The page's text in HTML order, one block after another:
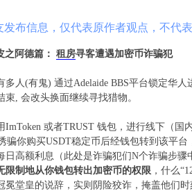
布信息，仅代表原作者观点，不代表
之阿德篇： 租房寻客遭遇加密币诈骗犯
多人(有鬼) 通过Adelaide BBS平台锁定华
束, 会改头换面继续寻找猎物。
ImToken 或者TRUST 钱包，进行线下（
骗你购买USDT稳定币后经钱包转到该平
日高额利息（此处是诈骗犯们N个诈骗步骤
限制地从你钱包转出加密币的权限 ，什么
冕堂皇的说辞，实则阴险狡诈，掩盖他们